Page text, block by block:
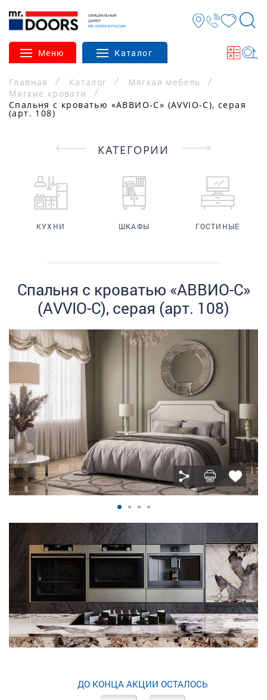
ОФИЦИАЛЬНЫЙ
ДИЛЕР
MR. DOORS В РОССИИ
Меню Каталог
Главная Каталог
Мягкая мебель
Мягкие кровати
Спальня с кроватью «АВВИО-С» (AVVIO-C), серая
(арт. 108)
КАТЕГОРИИ
КУХНИ ШКАФЫ ГОСТИНЫЕ
Спальня с кроватью «АВВИО-С»
(AVVIO-C), серая (арт. 108)
ДО КОНЦА АКЦИИ ОСТАЛОСЬ